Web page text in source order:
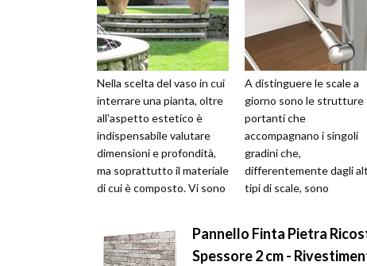
Nella scelta del vaso in cui
interrare una pianta, oltre
all'aspetto estetico è
indispensabile valutare
dimensioni e profondità,
ma soprattutto il materiale
di cui è composto. Vi sono
A distinguere le scale a
giorno sono le strutture
portanti che
accompagnano i singoli
gradini che,
differentemente dagli
tipi di scale, sono
b...
Pannello Finta Pietra
Spessore 2 cm -